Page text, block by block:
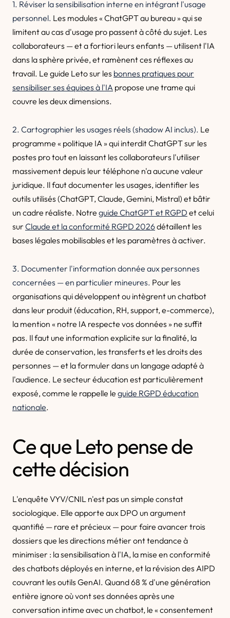
1. Réviser la sensibilisation interne en intégrant l'usage
personnel. Les modules « ChatGPT au bureau » qui se
limitent au cas d'usage pro passent à côté du sujet. Les
collaborateurs — et a fortiori leurs enfants — utilisent l'IA
dans la sphère privée, et ramènent ces réflexes au
travail. Le guide Leto sur les bonnes pratiques pour
sensibiliser ses équipes à l'IA propose une trame qui
couvre les deux dimensions.
2. Cartographier les usages réels (shadow AI inclus). Le
programme « politique IA » qui interdit ChatGPT sur les
postes pro tout en laissant les collaborateurs l'utiliser
massivement depuis leur téléphone n'a aucune valeur
juridique. Il faut documenter les usages, identifier les
outils utilisés (ChatGPT, Claude, Gemini, Mistral) et bâtir
un cadre réaliste. Notre guide ChatGPT et RGPD et celui
sur Claude et la conformité RGPD 2026détaillent les
bases légales mobilisables et les paramètres à activer.
3. Documenter l'information donnée aux personnes
concernées — en particulier mineures. Pour les
organisations qui développent ou intègrent un chatbot
dans leur produit (éducation, RH, support, e-commerce),
la mention « notre IA respecte vos données » ne suffit
pas. Il faut une information explicite sur la finalité, la
durée de conservation, les transferts et les droits des
personnes — et la formuler dans un langage adapté à
l'audience. Le secteur éducation est particulièrement
exposé, comme le rappelle le guide RGPD éducation
nationale.
Ce que Leto pense de
cette décision
L'enquête VYV/CNIL n'est pas un simple constat
sociologique. Elle apporte aux DPO un argument
quantifié — rare et précieux — pour faire avancer trois
dossiers que les directions métier ont tendance à
minimiser : la sensibilisation à l'IA, la mise en conformité
des chatbots déployés en interne, et la révision des AIPD
couvrant les outils GenAI. Quand 68 % d'une génération
entière ignore où vont ses données après une
conversation intime avec un chatbot, le « consentement